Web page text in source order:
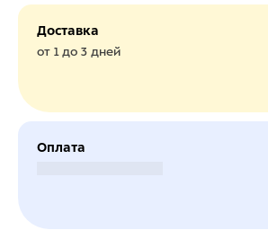
Доставка
от 1 до 3 дней
Оплата